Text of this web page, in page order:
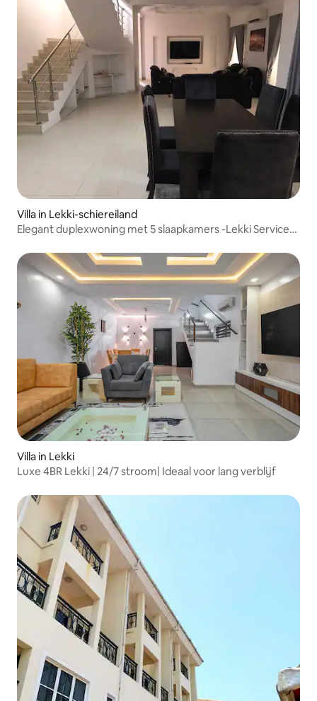
Villa in Lekki-schiereiland
Elegant duplexwoning met 5 slaapkamers -Lekki Serviced
Villa in Lekki
Luxe 4BR Lekki | 24/7 stroom| Ideaal voor lang verblijf